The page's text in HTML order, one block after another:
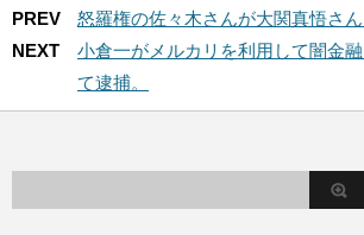
PREV
怒羅権の佐々木さんが大関真悟さん
NEXT
小倉一がメルカリを利用して闇金
て逮捕。